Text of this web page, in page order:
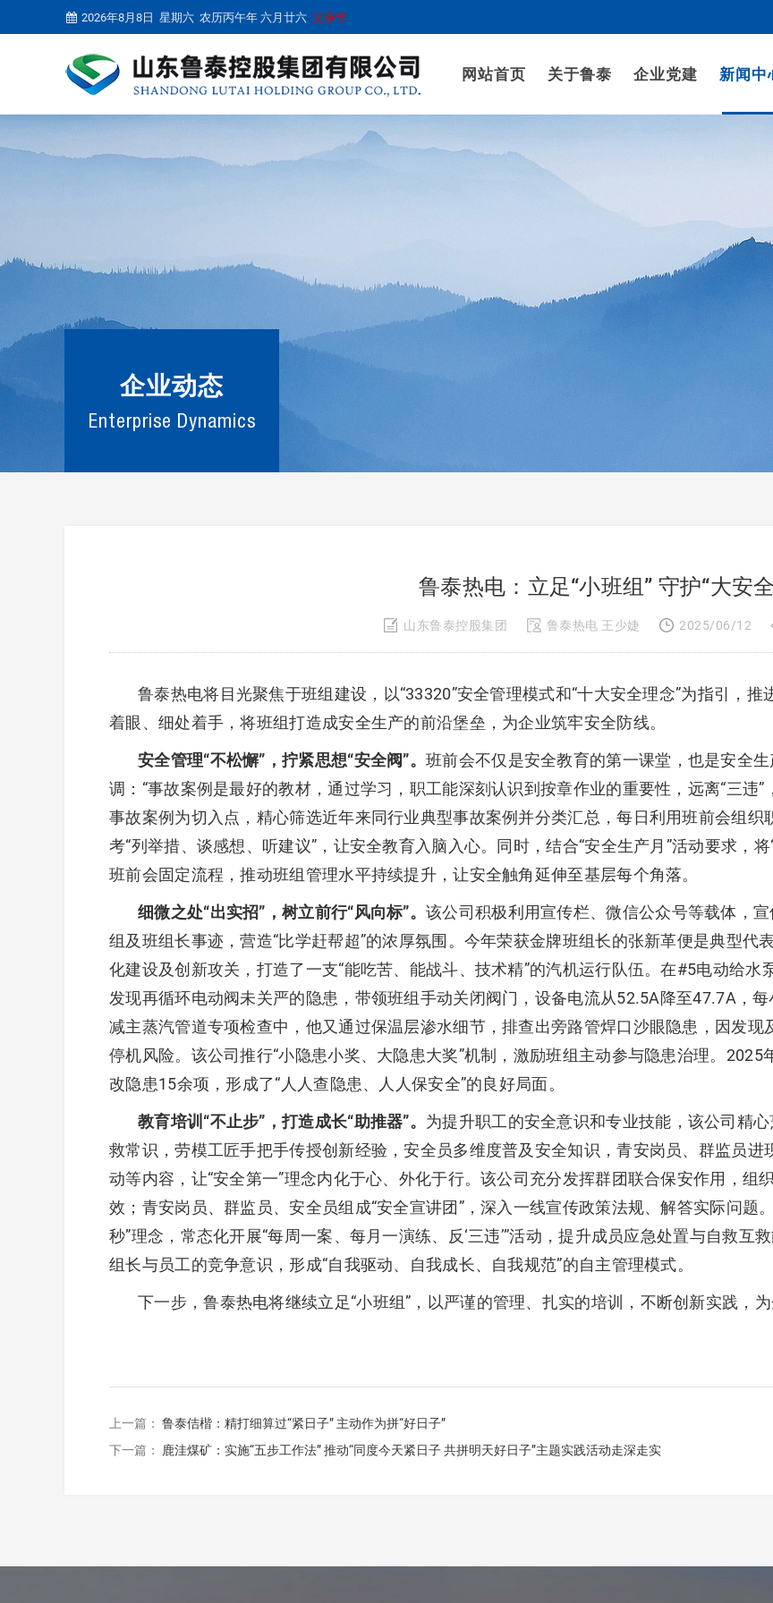
2026年8月8日 星期六 农历丙午年 六月廿六 父亲节
网站首页 关于鲁泰 企业党建 新闻中
企业动态
Enterprise Dynamics
鲁泰热电：立足“小班组” 守护“大安
山东鲁泰控股集团 鲁泰热电 王少婕 2025/06/12
鲁泰热电将目光聚焦于班组建设，以“33320”安全管理模式和“十大安全理念”为指引，
着眼、细处着手，将班组打造成安全生产的前沿堡垒，为企业筑牢安全防线。
安全管理“不松懈”，拧紧思想“安全阀”。 班前会不仅是安全教育的第一课堂，也是安全
调：“事故案例是最好的教材，通过学习，职工能深刻认识到按章作业的重要性，远离“三违
事故案例为切入点，精心筛选近年来同行业典型事故案例并分类汇总，每日利用班前会组
考“列举措、谈感想、听建议”，让安全教育入脑入心。同时，结合“安全生产月”活动要求，
班前会固定流程，推动班组管理水平持续提升，让安全触角延伸至基层每个角落。
细微之处“出实招”，树立前行“风向标”。 该公司积极利用宣传栏、微信公众号等载体，
组及班组长事迹，营造“比学赶帮超”的浓厚氛围。今年荣获金牌班组长的张新革便是典型代
化建设及创新攻关，打造了一支“能吃苦、能战斗、技术精”的汽机运行队伍。在#5电动给
发现再循环电动阀未关严的隐患，带领班组手动关闭阀门，设备电流从52.5A降至47.7A，
减主蒸汽管道专项检查中，他又通过保温层渗水细节，排查出旁路管焊口沙眼隐患，因发
停机风险。该公司推行“小隐患小奖、大隐患大奖”机制，激励班组主动参与隐患治理。2025
改隐患15余项，形成了“人人查隐患、人人保安全”的良好局面。
教育培训“不止步”，打造成长“助推器”。 为提升职工的安全意识和专业技能，该公司精
救常识，劳模工匠手把手传授创新经验，安全员多维度普及安全知识，青安岗员、群监员
动等内容，让“安全第一”理念内化于心、外化于行。该公司充分发挥群团联合保安作用，组
效；青安岗员、群监员、安全员组成“安全宣讲团”，深入一线宣传政策法规、解答实际问题
秒”理念，常态化开展“每周一案、每月一演练、反‘三违’”活动，提升成员应急处置与自救互
组长与员工的竞争意识，形成“自我驱动、自我成长、自我规范”的自主管理模式。
下一步，鲁泰热电将继续立足“小班组”，以严谨的管理、扎实的培训，不断创新实践，
上一篇： 鲁泰佶楷：精打细算过“紧日子” 主动作为拼“好日子”
下一篇：
鹿洼煤矿：实施“五步工作法” 推动“同度今天紧日子 共拼明天好日子”主题实践活动走深走实